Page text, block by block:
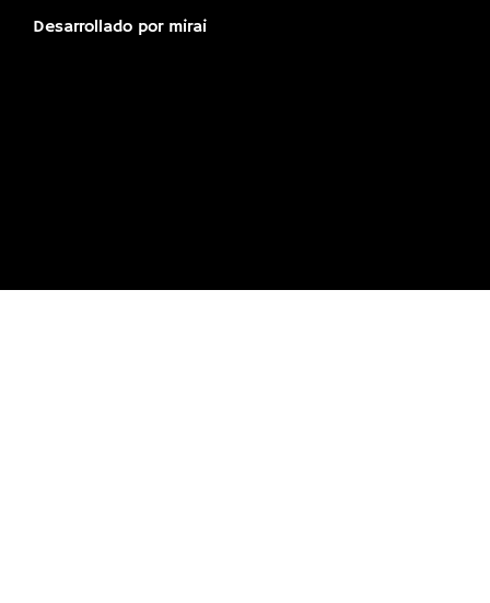
Desarrollado por mirai